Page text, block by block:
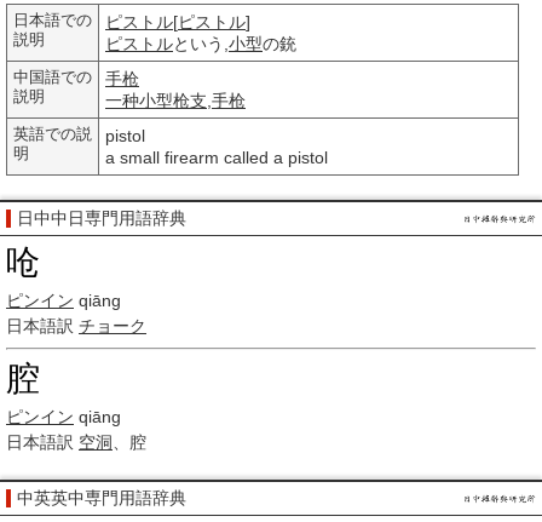
日本語での
説明
ピストル[ピストル]
ピストルという, 小型の銃
中国語での
説明
手枪
一种小型枪支 手枪
英語での説
明
pistol
a small firearm called a pistol
日中中日専門用語辞典
呛
ピンイン qiāng
日本語訳 チョーク
腔
ピンイン qiāng
日本語訳 空洞 、腔
中英英中専門用語辞典